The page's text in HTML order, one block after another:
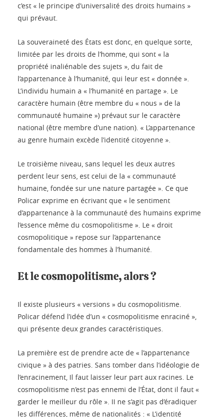
c’est « le principe d’universalité des droits humains »
qui prévaut.
La souveraineté des États est donc, en quelque sorte,
limitée par les droits de l’homme, qui sont « la
propriété inaliénable des sujets », du fait de
l’appartenance à l’humanité, qui leur est « donnée ».
L’individu humain a « l’humanité en partage ». Le
caractère humain (être membre du « nous » de la
communauté humaine ») prévaut sur le caractère
national (être membre d’une nation). « L’appartenance
au genre humain excède l’identité citoyenne ».
Le troisième niveau, sans lequel les deux autres
perdent leur sens, est celui de la « communauté
humaine, fondée sur une nature partagée ». Ce que
Policar exprime en écrivant que « le sentiment
d’appartenance à la communauté des humains exprime
l’essence même du cosmopolitisme ». Le « droit
cosmopolitique » repose sur l’appartenance
fondamentale des hommes à l’humanité.
Et le cosmopolitisme, alors ?
Il existe plusieurs « versions » du cosmopolitisme.
Policar défend l’idée d’un « cosmopolitisme enraciné »,
qui présente deux grandes caractéristiques.
La première est de prendre acte de « l’appartenance
civique » à des patries. Sans tomber dans l’idéologie de
l’enracinement, Il faut laisser leur part aux racines. Le
cosmopolitisme n’est pas ennemi de l’État, dont il faut «
garder le meilleur du rôle ». II ne s’agit pas d’éradiquer
les différences, même de nationalités : « L’identité